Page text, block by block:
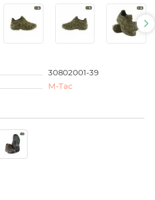
30802001-39
M-Tac